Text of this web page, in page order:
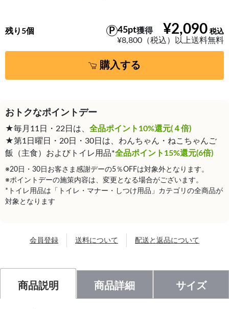
¥2,090
45pt獲得
¥8,800（税込）以上送料無料
残り5個
購入する
おトクなポイントデー
★毎月11日・22日は、 全品ポイント10%還元(４倍)
★第1日曜日・20日・30日は、わんちゃん・ねこちゃんご
飯（主食）およびトイレ用品*全品ポイント15%還元(6倍)
※20日・30日お客さま感謝デーの5％OFFは対象外となります。
※ポイントデーの施策内容は、変更となる場合がございます。
*トイレ用品は「トイレ・マナー・しつけ用品」カテゴリの全商品が
対象となります
会員登録 送料について 配送と返品について
商品説明 商品詳細 サイズ